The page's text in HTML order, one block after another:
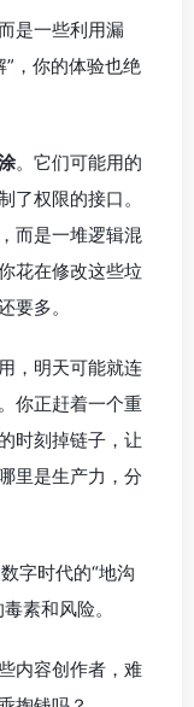
是一些利用漏
，你的体验也绝
。它们可能用的
了权限的接口。
而是一堆逻辑混
花在修改这些垃
要多。
，明天可能就连
你正赶着一个重
时刻掉链子，让
里是生产力，分
字时代的“地沟
素和风险。
内容创作者，难